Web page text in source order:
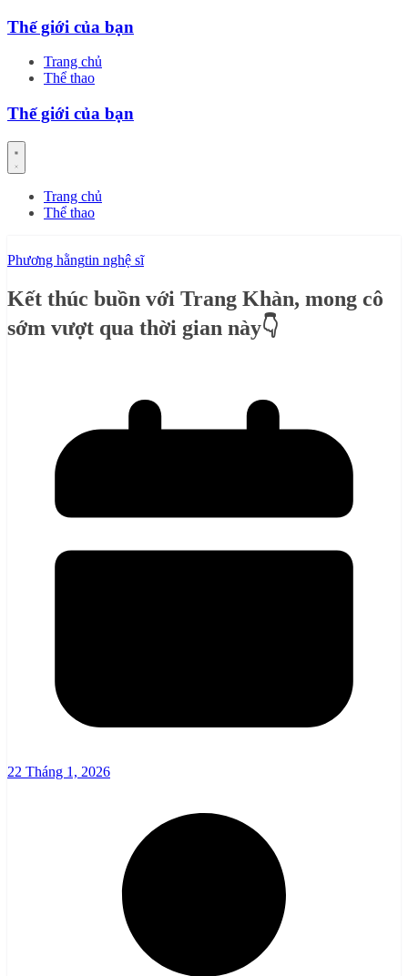
Skip
content
Thế giới của bạn
Trang chủ
Thể thao
Thế giới của bạn
Trang chủ
Thể thao
Phương hằngtin nghệ sĩ
Kết thúc buồn với Trang Khàn, mong cô
sớm vượt qua thời gian này👇
22 Tháng 1, 2026